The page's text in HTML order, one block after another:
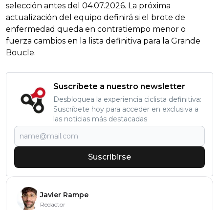
selección antes del 04.07.2026. La próxima
actualización del equipo definirá si el brote de
enfermedad queda en contratiempo menor o
fuerza cambios en la lista definitiva para la Grande
Boucle.
Suscríbete a nuestro newsletter
Desbloquea la experiencia ciclista definitiva:
Suscríbete hoy para acceder en exclusiva a
las noticias más destacadas
Suscribirse
Javier Rampe
Redactor